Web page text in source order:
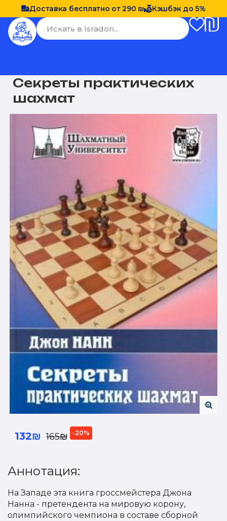
Доставка бесплатно от 290 ₪ Кэшбэк до 5%
Секреты практических
шахмат
132₪ 165₪ -20%
Аннотация:
На Западе эта книга гроссмейстера Джона
Нанна - претендента на мировую корону,
олимпийского чемпиона в составе сборной